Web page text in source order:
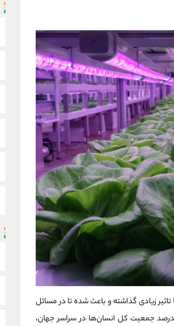
زندگی ما انسان‌ها تاثیر زیادی گذاشته و باعث شده تا در مسائل
رو به جلو حرکت کنیم. در حال حاضر به طور متوسط ۶۰ درصد جمعیت کل انسان‌ها در سراسر جهان،